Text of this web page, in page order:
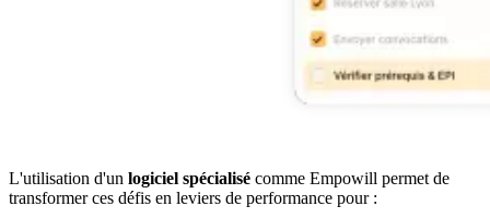
L'utilisation d'un logiciel spécialisé comme Empowill permet de
transformer ces défis en leviers de performance pour :